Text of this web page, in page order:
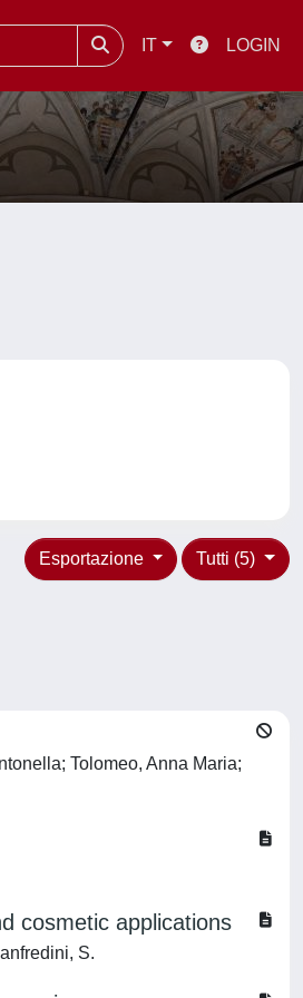
IT LOGIN
Tutti (5)
Esportazione
Tolomeo, Anna Maria;
cosmetic applications
S.